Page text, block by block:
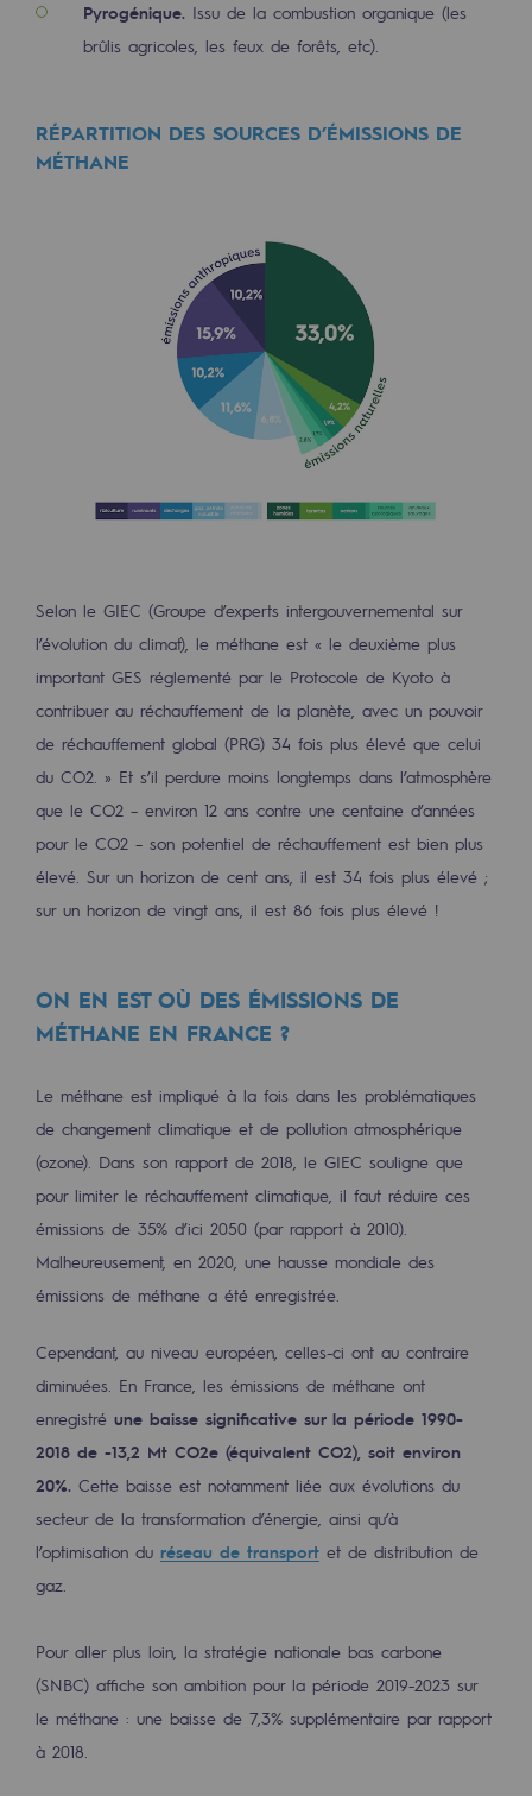
Ambition RSE
Responsabilité environnementale
Limitation des émissions atmosphériques
Gestion de l'énergie
Préservation de la biodiversité
Gestion des impacts
Responsabilité sociale et territoriale
Responsabilité sociale et
Energiz Mouv
Le programme social et territorial de
Territorial
Territorial
Engagements auprès des territoires
Social
Social
Inclusion
QVCT
Sécurité
Sécurité
PARI 2035, le programme de sécurité
Sécurité et cybersécurité
Santé et sécurité au travail
Sécurité industrielle
Gouvernance responsable
Gouvernance responsable
CADRE, le programme gouvernance
Éthique et conformité
Achats responsables
Fonds de dotation
Pyrogénique. Issu de la combustion organique (les
brûlis agricoles, les feux de forêts, etc).
RÉPARTITION DES SOURCES D’ÉMISSIONS DE
MÉTHANE
Selon le GIEC (Groupe d’experts intergouvernemental sur
l’évolution du climat), le méthane est « le deuxième plus
important GES réglementé par le Protocole de Kyoto à
contribuer au réchauffement de la planète, avec un pouvoir
de réchauffement global (PRG) 34 fois plus élevé que celui
du CO2. » Et s’il perdure moins longtemps dans l’atmosphère
que le CO2 – environ 12 ans contre une centaine d’années
pour le CO2 – son potentiel de réchauffement est bien plus
élevé. Sur un horizon de cent ans, il est 34 fois plus élevé ;
sur un horizon de vingt ans, il est 86 fois plus élevé !
ON EN EST OÙ DES ÉMISSIONS DE
MÉTHANE EN FRANCE ?
Le méthane est impliqué à la fois dans les problématiques
de changement climatique et de pollution atmosphérique
(ozone). Dans son rapport de 2018, le GIEC souligne que
pour limiter le réchauffement climatique, il faut réduire ces
émissions de 35% d’ici 2050 (par rapport à 2010).
Malheureusement, en 2020, une hausse mondiale des
émissions de méthane a été enregistrée.
Cependant, au niveau européen, celles-ci ont au contraire
diminuées. En France, les émissions de méthane ont
enregistré une baisse significative sur la période 1990-
2018 de -13,2 Mt CO2e (équivalent CO2), soit environ
20%. Cette baisse est notamment liée aux évolutions du
secteur de la transformation d’énergie, ainsi qu’à
l’optimisation du réseau de transport et de distribution de
gaz.
Pour aller plus loin, la stratégie nationale bas carbone
(SNBC) affiche son ambition pour la période 2019-2023 sur
le méthane : une baisse de 7,3% supplémentaire par rapport
à 2018.